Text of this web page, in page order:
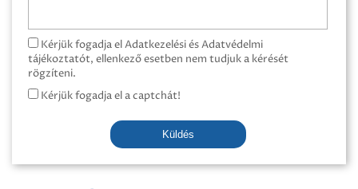
Kérjük fogadja el Adatkezelési és Adatvédelmi
tájékoztatót, ellenkező esetben nem tudjuk a kérését
rögzíteni.
Kérjük fogadja el a captchát!
Küldés